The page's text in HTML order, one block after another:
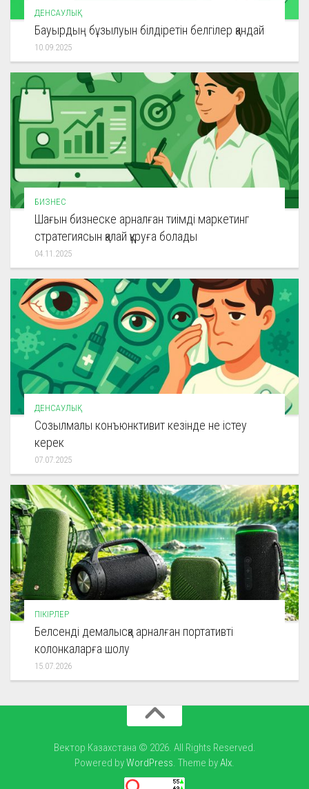
ДЕНСАУЛЫҚ
Бауырдың бұзылуын білдіретін белгілер қандай
10.09.2025
БИЗНЕС
Шағын бизнеске арналған тиімді маркетинг
стратегиясын қалай құруға болады
04.11.2025
ДЕНСАУЛЫҚ
Созылмалы конъюнктивит кезінде не істеу
керек
07.07.2025
ПІКІРЛЕР
Белсенді демалысқа арналған портативті
колонкаларға шолу
15.07.2026
Вектор Казахстана © 2026. All Rights Reserved.
Powered byWordPress. Theme byAlx.